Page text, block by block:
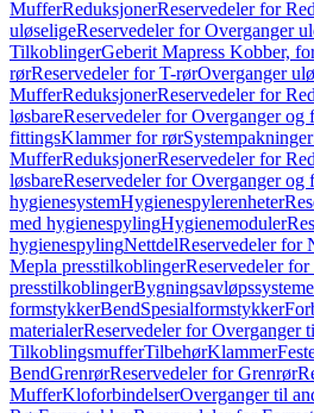
MufferReduksjonerReservedeler for
uløseligeReservedeler for Overganger
TilkoblingerGeberit Mapress Kobber,
rørReservedeler for T-rørOverganger
MufferReduksjonerReservedeler for
løsbareReservedeler for Overganger og
fittingsKlammer for rørSystempakninger
MufferReduksjonerReservedeler for
løsbareReservedeler for Overganger og
hygienesystemHygienespylerenheter
med hygienespylingHygienemoduler
hygienespylingNettdelReservedeler for
Mepla presstilkoblingerReservedeler
presstilkoblinger
formstykkerBendSpesialformstykker
materialerReservedeler for Overganger
TilkoblingsmufferTilbehørKlammer
BendGrenrørReservedeler for Grenrør
MufferKloforbindelserOverganger til